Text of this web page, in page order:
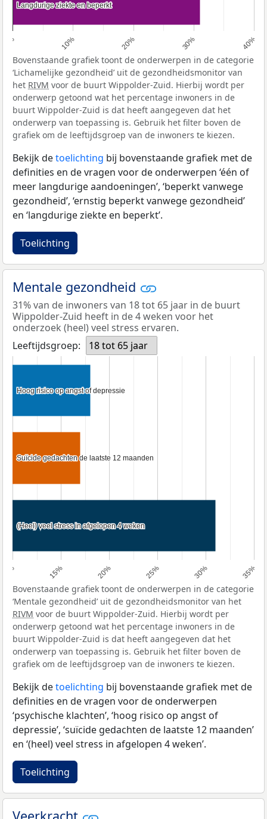
0% 10% 20% 30% 40%
Langdurige ziekte en beperkt
Langdurige ziekte en beperkt
Bovenstaande grafiek toont de onderwerpen in de categorie
‘Lichamelijke gezondheid’ uit de gezondheidsmonitor van
het RIVM voor de buurt Wippolder-Zuid. Hierbij wordt per
onderwerp getoond wat het percentage inwoners in de
buurt Wippolder-Zuid is dat heeft aangegeven dat het
onderwerp van toepassing is. Gebruik het filter boven de
grafiek om de leeftijdsgroep van de inwoners te kiezen.
Bekijk detoelichting bij bovenstaande grafiek met de
definities en de vragen voor de onderwerpen ‘één of
meer langdurige aandoeningen’, ‘beperkt vanwege
gezondheid’, ‘ernstig beperkt vanwege gezondheid’
en ‘langdurige ziekte en beperkt’.
Toelichting
Mentale gezondheid
31% van de inwoners van 18 tot 65 jaar in de buurt
Wippolder-Zuid heeft in de 4 weken voor het
onderzoek (heel) veel stress ervaren.
Leeftijdsgroep:
18 tot 65 jaar
10% 15% 20% 25% 30% 35%
Hoog risico op angst of depressie
Hoog risico op angst of depressie
Suïcide gedachten de laatste 12 maanden
Suïcide gedachten de laatste 12 maanden
(Heel) veel stress in afgelopen 4 weken
(Heel) veel stress in afgelopen 4 weken
Bovenstaande grafiek toont de onderwerpen in de categorie
‘Mentale gezondheid’ uit de gezondheidsmonitor van het
RIVM voor de buurt Wippolder-Zuid. Hierbij wordt per
onderwerp getoond wat het percentage inwoners in de
buurt Wippolder-Zuid is dat heeft aangegeven dat het
onderwerp van toepassing is. Gebruik het filter boven de
grafiek om de leeftijdsgroep van de inwoners te kiezen.
Bekijk detoelichting bij bovenstaande grafiek met de
definities en de vragen voor de onderwerpen
‘psychische klachten’, ‘hoog risico op angst of
depressie’, ‘suïcide gedachten de laatste 12 maanden’
en ‘(heel) veel stress in afgelopen 4 weken’.
Toelichting